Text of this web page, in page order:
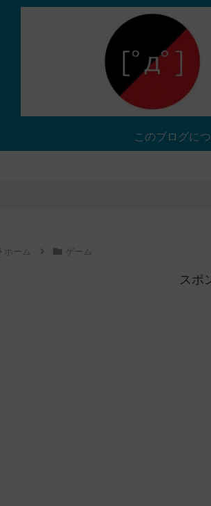
このブログに
ホーム ゲーム
スポ